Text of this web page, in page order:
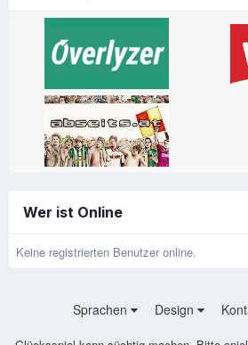
Wer ist Online
Keine registrierten Benutzer online.
Sprachen Design